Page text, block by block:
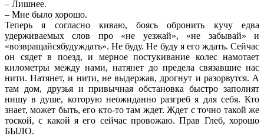
– Лишнее.
– Мне было хорошо.
Теперь я согласно киваю, боясь обронить кучу едва
удерживаемых слов про «не уезжай», «не забывай» и
«возвращайсябудуждать». Не буду. Не буду я его ждать. Сейчас
он сядет в поезд, и мерное постукивание колес намотает
километры между нами, натянет до предела связавшие нас
нити. Натянет, и нити, не выдержав, дрогнут и разорвутся. А
там дом, друзья и привычная обстановка быстро заполнят
нишу в душе, которую неожиданно разгреб я для себя. Кто
знает, может быть, его кто-то там ждет. Ждет с точно такой же
тоской, с какой я его сейчас провожаю. Прав Глеб, хорошо
БЫЛО.